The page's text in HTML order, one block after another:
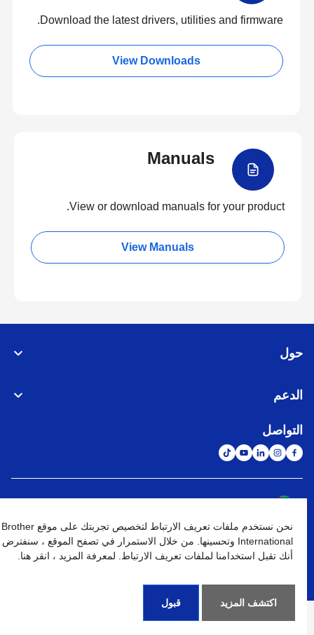
Download the latest drivers, utilities and firmware.
View Downloads
Manuals
View or download manuals for your product.
View Manuals
حول
الدعم
التواصل
نهج الخصوصية شروط الإستخدام خريطة الموقع الإنتقال إلى الموقع العالمي
نحن نستخدم ملفات تعريف الارتباط لتخصيص تجربتك على موقع Brother
International وتحسينها. من خلال الاستمرار في تصفح الموقع ، سنفترض
أنك تقبل استخدامنا لملفات تعريف الارتباط. لمعرفة المزيد ، انقر هنا.
اكتشف المزيد قبول